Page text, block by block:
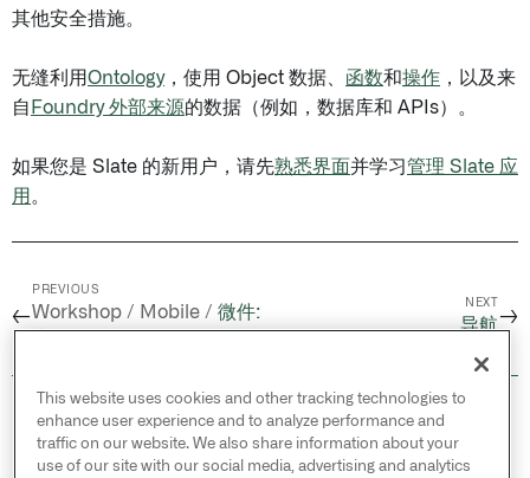
其他安全措施。
无缝利用Ontology，使用 Object 数据、 函数和操作 ，以及来
自 Foundry 外部来源的数据（例如，数据库和 APIs）。
如果您是 Slate 的新用户，请先熟悉界面并学习管理 Slate 应
用 。
←
PREVIOUS
Workshop / Mobile / 微件:
NEXT
导航→
© 2026 Palantir Technologies Inc. All rights
reserved.
This website uses cookies and other tracking technologies to
enhance user experience and to analyze performance and
traffic on our website. We also share information about your
use of our site with our social media, advertising and analytics